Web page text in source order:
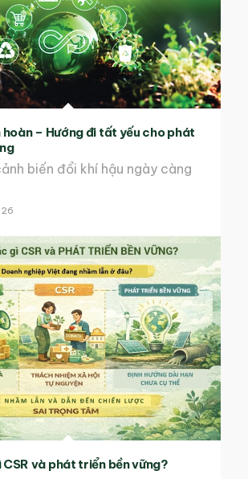
hoàn – Hướng đi tất yếu cho phát
biến đổi khí hậu ngày càng
CSR và phát triển bền vững?